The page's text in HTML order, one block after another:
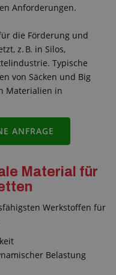
Anforderungen.
die Förderung und
z. B. in Silos,
Typische
von Säcken und Big
Materialien in
ANFRAGE
Material für
Werkstoffen für
Belastung